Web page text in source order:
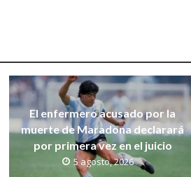
El enfermero acusado por la
muerte de Maradona declarará
por primera vez en el juicio
5 agosto, 2026